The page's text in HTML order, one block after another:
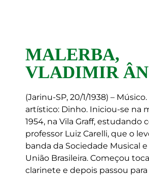
MALERBA,
VLADIMIR
(Jarinu-SP, 20/1/1938) –
artístico: Dinho. Iniciou-se na
1954, na Vila Graff, estudando
professor Luiz Carelli, que o
banda da Sociedade Musical
União Brasileira. Começou
clarinete e depois passou